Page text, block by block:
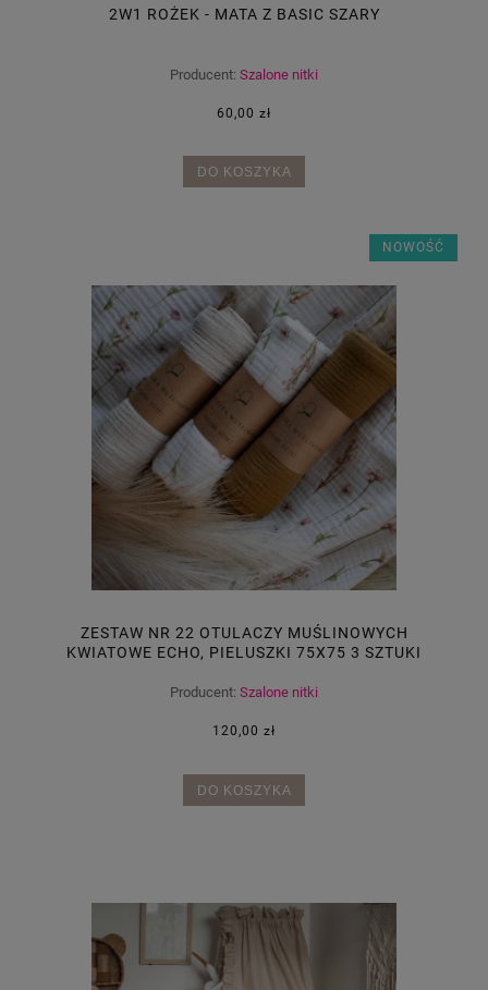
2W1 ROŻEK - MATA Z BASIC SZARY
Producent: Szalone nitki
60,00 zł
DO KOSZYKA
ZESTAW NR 22 OTULACZY MUŚLINOWYCH
KWIATOWE ECHO, PIELUSZKI 75X75 3 SZTUKI
Producent: Szalone nitki
120,00 zł
DO KOSZYKA
NOWOŚĆ